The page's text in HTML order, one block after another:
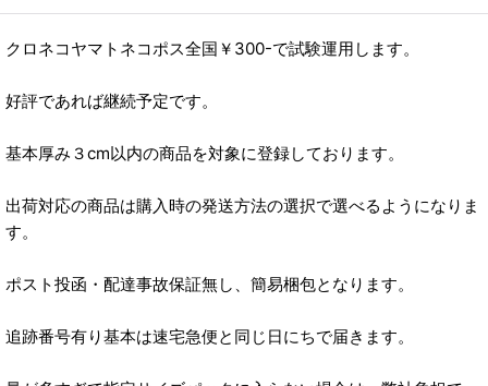
クロネコヤマトネコポス全国￥300-で試験運用します。
好評であれば継続予定です。
基本厚み３cm以内の商品を対象に登録しております。
出荷対応の商品は購入時の発送方法の選択で選べるようになりま
す。
ポスト投函・配達事故保証無し、簡易梱包となります。
追跡番号有り基本は速宅急便と同じ日にちで届きます。